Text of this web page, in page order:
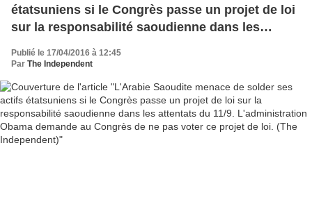
étatsuniens si le Congrès passe un projet de loi
sur la responsabilité saoudienne dans les
demande au Congrès de ne pas voter ce projet
Publié le 17/04/2016 à 12:45
Par The Independent